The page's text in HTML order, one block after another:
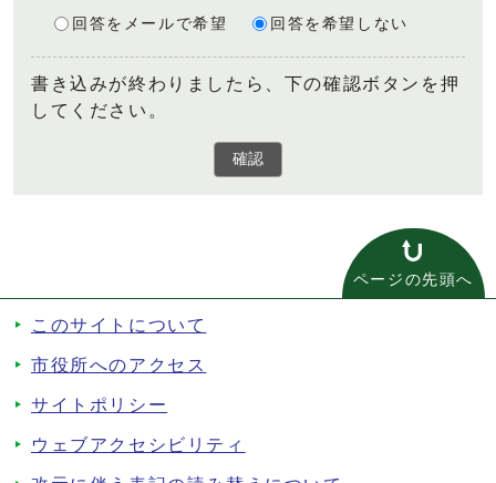
回答をメールで希望 回答を希望しない
書き込みが終わりましたら、下の確認ボタンを押
してください。
確認
ページの先頭へ
このサイトについて
市役所へのアクセス
サイトポリシー
ウェブアクセシビリティ